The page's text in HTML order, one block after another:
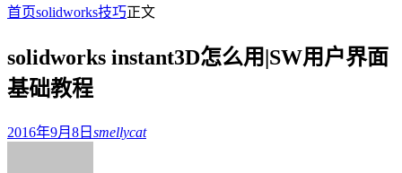
首页solidworks技巧正文
solidworks instant3D怎么用|SW用户界面
基础教程
2016年9月8日 smellycat